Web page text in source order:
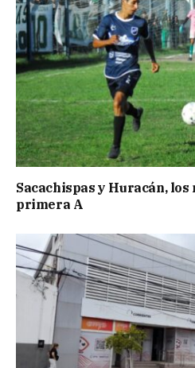
Sacachispas y Huracán,
primera A